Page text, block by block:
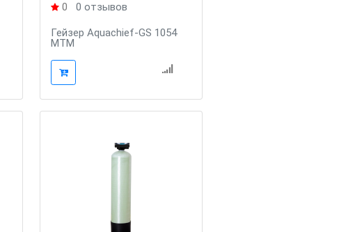
0 0 отзывов
Гейзер Aquachief-GS 1054
MTM